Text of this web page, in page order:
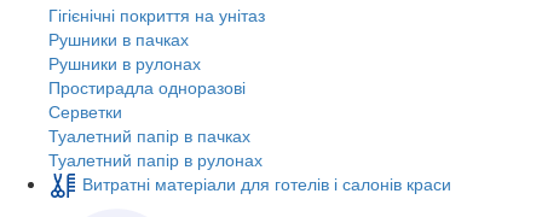
Гігієнічні покриття на унітаз
Рушники в пачках
Рушники в рулонах
Простирадла одноразові
Серветки
Туалетний папір в пачках
Туалетний папір в рулонах
Витратні матеріали для готелів і салонів краси